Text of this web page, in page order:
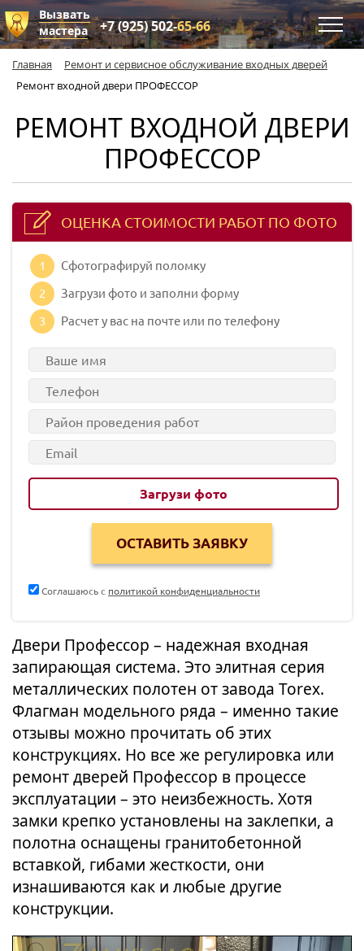
Вызвать
мастера
+7 (925) 502-65-66
Главная
Ремонт и сервисное обслуживание входных дверей
Ремонт входной двери ПРОФЕССОР
РЕМОНТ ВХОДНОЙ ДВЕРИ
ПРОФЕССОР
Двери Профессор – надежная входная
запирающая система. Это элитная серия
металлических полотен от завода Torex.
Флагман модельного ряда – именно такие
отзывы можно прочитать об этих
конструкциях. Но все же регулировка или
ремонт дверей Профессор в процессе
эксплуатации – это неизбежность. Хотя
замки крепко установлены на заклепки, а
полотна оснащены гранитобетонной
вставкой, гибами жесткости, они
изнашиваются как и любые другие
конструкции.
ОЦЕНКА СТОИМОСТИ РАБОТ ПО ФОТО
1
Сфотографируй поломку
2
Загрузи фото и заполни форму
3
Расчет у вас на почте или по телефону
Загрузи фото
Соглашаюсь с политикой конфиденциальности